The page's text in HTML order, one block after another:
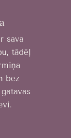
sava
tādēļ
bez